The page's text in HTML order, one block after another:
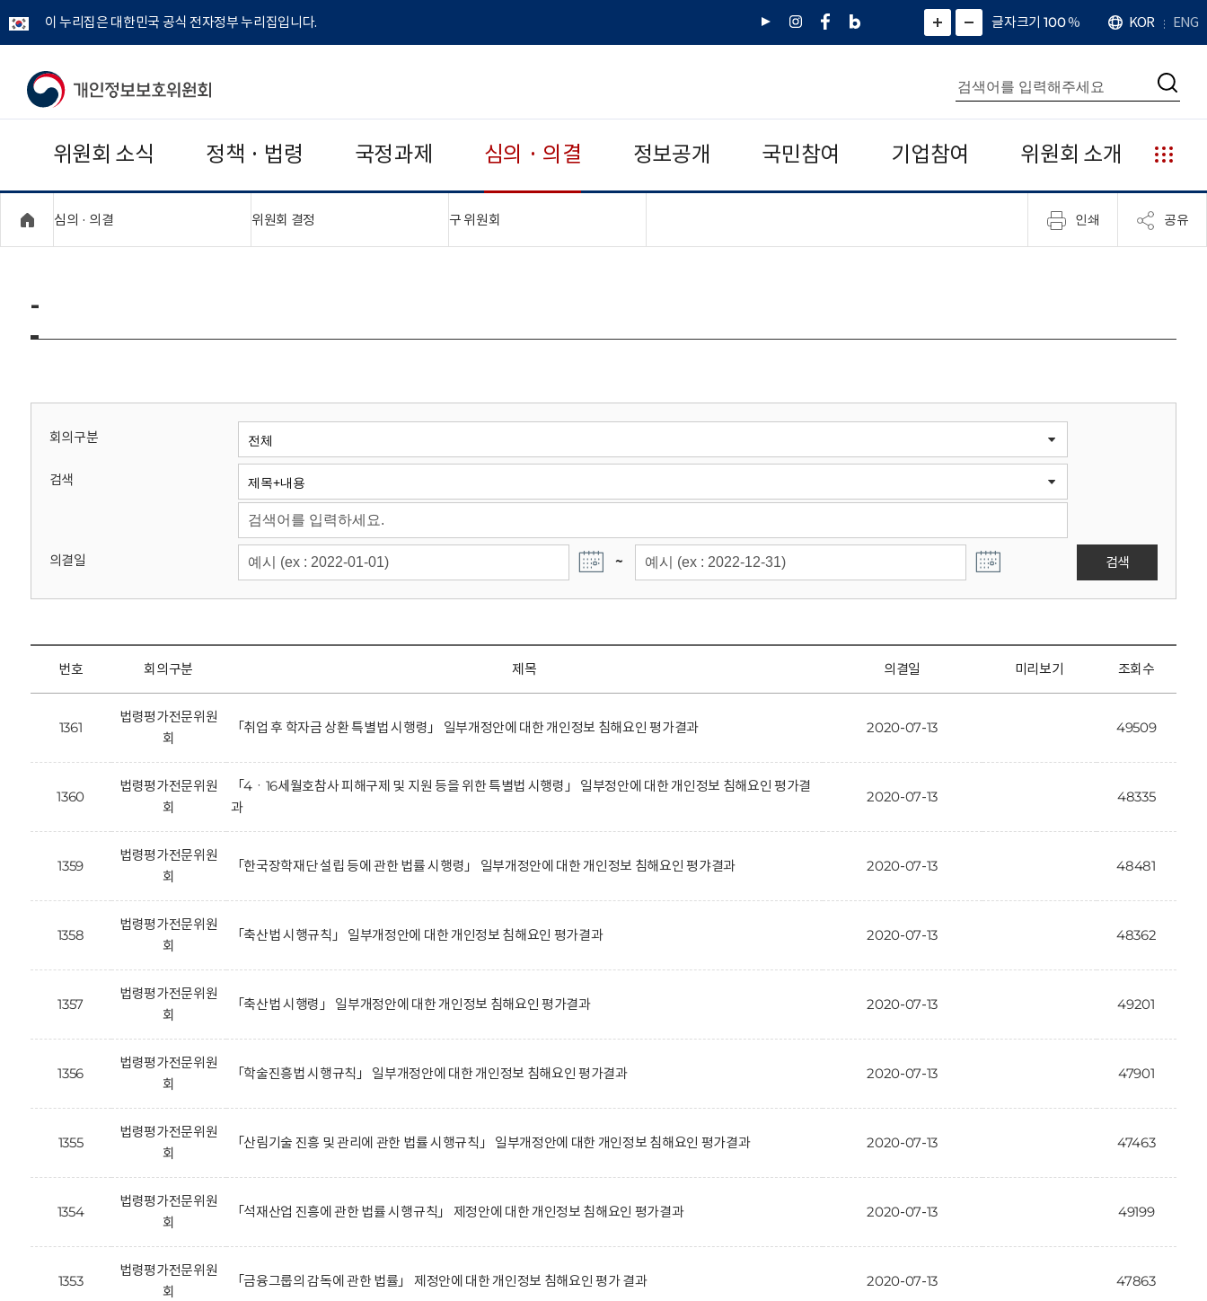
이 누리집은 대한민국 공식 전자정부 누리집입니다.
유
인
페
네
그
)
화
면
면
소
확
대
치
글자크기 100%
언
어
KOR ENG
개
보
보
위
회
통
합
검
색
검
위원회 소식 정책 · 법령 국정과제 심의 · 의결 정보공개 국민참여 기업참여 위원회 소개
누
리
집
안
심의 · 의결 위원회 결정 구 위원회 인쇄 공유
-
회의구분
검색
의결일 ~ 검색
번호 회의구분 제목 의결일 미리보기 조회수
1361
법령평가전문위원
회
「취업 후 학자금 상환 특별법 시행령」 일부개정안에 대한 개인정보 침해요인 평가결과 2020-07-13 49509
1360
법령평가전문위원
회
「4ㆍ16세월호참사 피해구제 및 지원 등을 위한 특별법 시행령」 일부정안에 대한 개인정보 침해요인 평가결
과
2020-07-13 48335
1359
법령평가전문위원
회
「한국장학재단 설립 등에 관한 법률 시행령」 일부개정안에 대한 개인정보 침해요인 평갸결과 2020-07-13 48481
1358
법령평가전문위원
회
「축산법 시행규칙」 일부개정안에 대한 개인정보 침해요인 평가결과 2020-07-13 48362
1357
법령평가전문위원
회
「축산법 시행령」 일부개정안에 대한 개인정보 침해요인 평가결과 2020-07-13 49201
1356
법령평가전문위원
회
「학술진흥법 시행규칙」 일부개정안에 대한 개인정보 침해요인 평가결과 2020-07-13 47901
1355
법령평가전문위원
회
「산림기술 진흥 및 관리에 관한 법률 시행규칙」 일부개정안에 대한 개인정보 침해요인 평가결과 2020-07-13 47463
1354
법령평가전문위원
회
「석재산업 진흥에 관한 법률 시행규칙」 제정안에 대한 개인정보 침해요인 평가결과 2020-07-13 49199
1353
법령평가전문위원
회
「금융그룹의 감독에 관한 법률」 제정안에 대한 개인정보 침해요인 평가 결과 2020-07-13 47863